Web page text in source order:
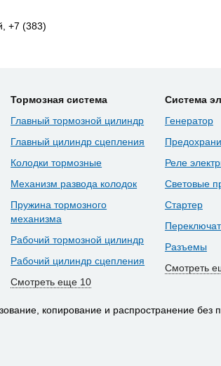
+7 (383)
Тормозная система
Главный тормозной цилиндр
Главный цилиндр сцепления
Колодки тормозные
Механизм развода колодок
Пружина тормозного
механизма
Рабочий тормозной цилиндр
Рабочий цилиндр сцепления
Смотреть еще 10
Система
Генератор
Реле
Световые
Стартер
Разъемы
Смотреть
копирование и распространение без